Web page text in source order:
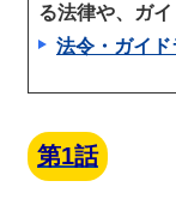
る法律や、ガイ
法令・ガイド
第1話